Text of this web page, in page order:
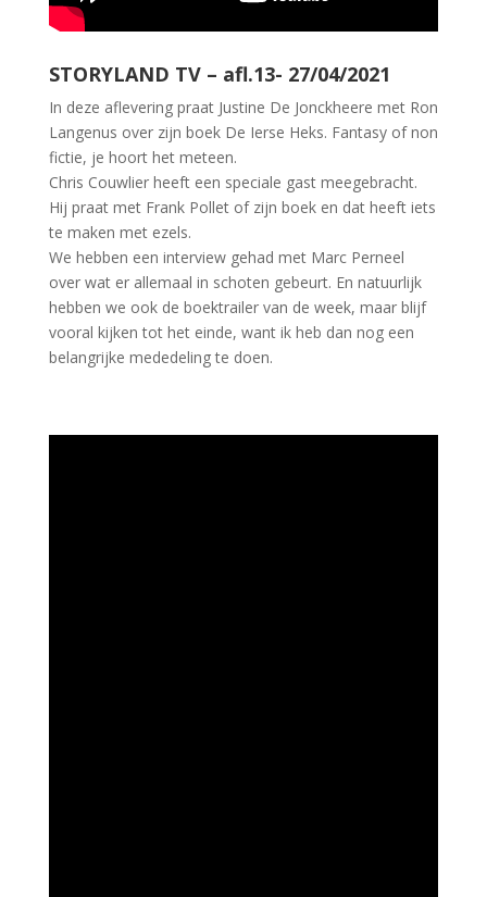
STORYLAND TV – afl.13- 27/04/2021
In deze aflevering praat Justine De Jonckheere met Ron
Langenus over zijn boek De Ierse Heks. Fantasy of non
fictie, je hoort het meteen.
Chris Couwlier heeft een speciale gast meegebracht.
Hij praat met Frank Pollet of zijn boek en dat heeft iets
te maken met ezels.
We hebben een interview gehad met Marc Perneel
over wat er allemaal in schoten gebeurt. En natuurlijk
hebben we ook de boektrailer van de week, maar blijf
vooral kijken tot het einde, want ik heb dan nog een
belangrijke mededeling te doen.